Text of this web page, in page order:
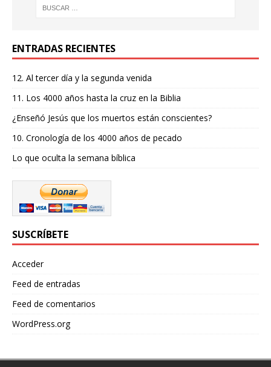
ENTRADAS RECIENTES
12. Al tercer día y la segunda venida
11. Los 4000 años hasta la cruz en la Biblia
¿Enseñó Jesús que los muertos están conscientes?
10. Cronología de los 4000 años de pecado
Lo que oculta la semana bíblica
SUSCRÍBETE
Acceder
Feed de entradas
Feed de comentarios
WordPress.org